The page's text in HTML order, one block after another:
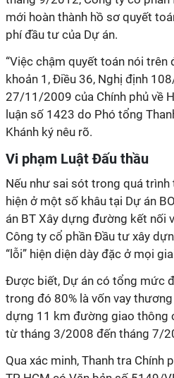
mới hoàn thành hồ sơ quyết
phí đầu tư của Dự án.
“Việc chậm quyết toán nói trên
khoản 1, Điều 36, Nghị định
27/11/2009 của Chính phủ về
luận số 1423 do Phó tổng
Khánh ký nêu rõ.
Vi phạm Luật Đấu thầu
Nếu như sai sót trong quá
hiện ở một số khâu tại Dự án
án BT Xây dựng đường kết nối
Công ty cổ phần Đầu tư xây
“lỗi” hiện diện dày đặc ở mọi
Được biết, Dự án có tổng mức
trong đó 80% là vốn vay
dựng 11 km đường giao thông
từ tháng 3/2008 đến tháng 7/
Qua xác minh, Thanh tra Chính